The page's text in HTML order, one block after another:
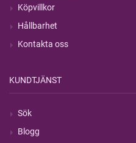
Köpvillkor
Hållbarhet
Kontakta oss
KUNDTJÄNST
Sök
Blogg